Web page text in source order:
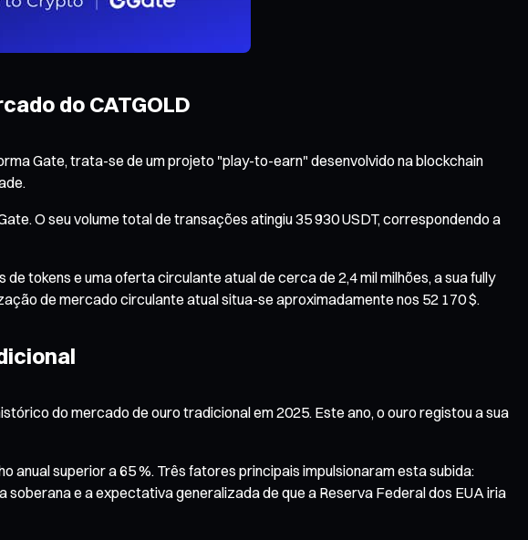
do CATGOLD
Gate, trata-se de um projeto "play-to-earn" desenvolvido na blockchain
O seu volume total de transações atingiu 35 930 USDT, correspondendo a
tokens e uma oferta circulante atual de cerca de 2,4 mil milhões, a sua fully
de mercado circulante atual situa-se aproximadamente nos 52 170 $.
do mercado de ouro tradicional em 2025. Este ano, o ouro registou a sua
anual superior a 65 %. Três fatores principais impulsionaram esta subida:
e a expectativa generalizada de que a Reserva Federal dos EUA iria